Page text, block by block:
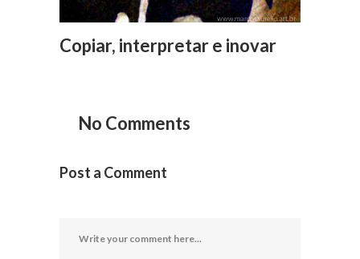
Copiar, interpretar e inovar
No Comments
Post a Comment